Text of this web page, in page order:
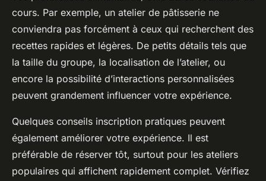
cours. Par exemple, un atelier de pâtisserie ne
conviendra pas forcément à ceux qui recherchent des
recettes rapides et légères. De petits détails tels que
la taille du groupe, la localisation de l’atelier, ou
encore la possibilité d’interactions personnalisées
peuvent grandement influencer votre expérience.
Quelques conseils inscription pratiques peuvent
également améliorer votre expérience. Il est
préférable de réserver tôt, surtout pour les ateliers
populaires qui affichent rapidement complet. Vérifiez